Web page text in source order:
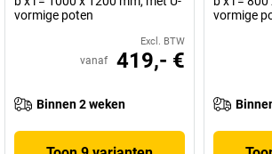
vormige poten
Excl. BTW
vanaf 419,- €
Binnen 2 weken
vormige